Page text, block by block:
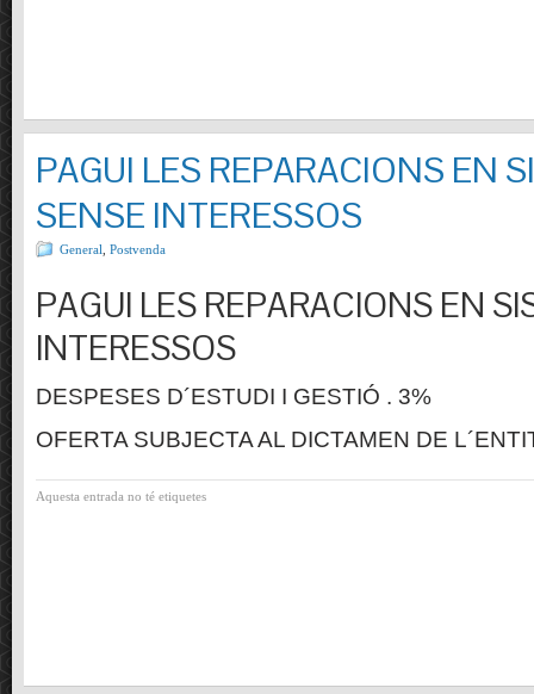
PAGUI LES REPARACIONS EN
SENSE INTERESSOS
General Postvenda
PAGUI LES REPARACIONS EN
INTERESSOS
DESPESES D´ESTUDI I GESTIÓ . 3%
OFERTA SUBJECTA AL DICTAMEN DE
Aquesta entrada no té etiquetes